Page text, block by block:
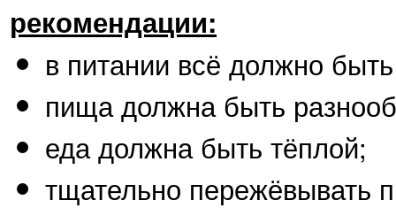
рекомендации:
в питании всё должно
пища должна быть
еда должна быть тёплой;
тщательно пережёвывать